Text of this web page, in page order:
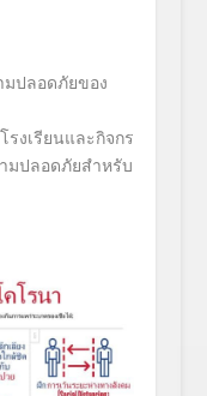
มปลอดภัยของ
รงเรียนและกิจกร
มปลอดภัยสำหรับ